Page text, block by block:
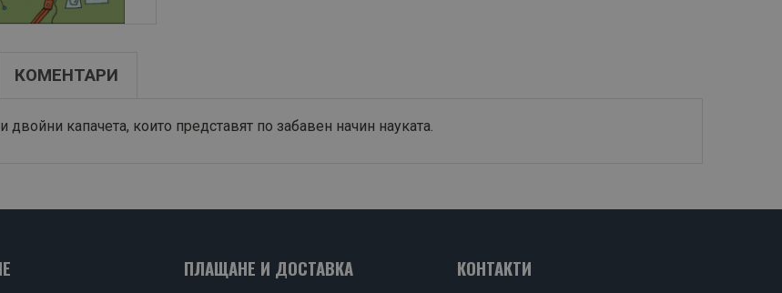
КОМЕНТАРИ
капачета, които представят по забавен начин науката.
ПЛАЩАНЕ И ДОСТАВКА КОНТАКТИ